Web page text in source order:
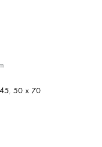
, 50 x 70